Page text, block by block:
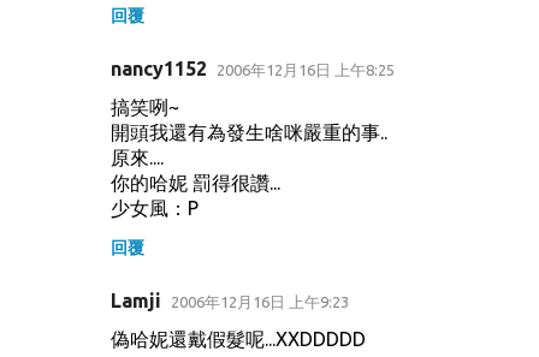
回覆
nancy1152 2006年12月16日 上午8:25
搞笑咧~
開頭我還有為發生啥咪嚴重的事..
原來....
你的哈妮 罰得很讚...
少女風：P
回覆
Lamji 2006年12月16日 上午9:23
偽哈妮還戴假髮呢...XXDDDDD